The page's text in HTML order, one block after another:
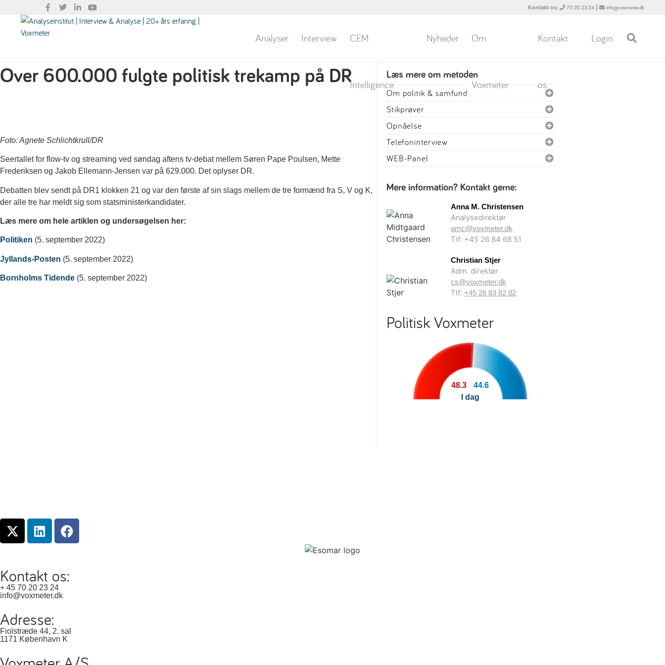
Kontakt os: 70 20 23 24 | info@voxmeter.dk
Analyser Interview CEM
Intelligence
Nyheder Om
Voxmeter
Kontakt
os
Login
Over 600.000 fulgte politisk trekamp på DR
Foto: Agnete Schlichtkrull/DR
Seertallet for flow-tv og streaming ved søndag aftens tv-debat mellem Søren Pape Poulsen, Mette
Frederiksen og Jakob Ellemann-Jensen var på 629.000. Det oplyser DR.
Debatten blev sendt på DR1 klokken 21 og var den første af sin slags mellem de tre formænd fra S, V og K,
der alle tre har meldt sig som statsministerkandidater.
Læs mere om hele artiklen og undersøgelsen her:
Politiken (5. september 2022)
Jyllands-Posten (5. september 2022)
Bornholms Tidende (5. september 2022)
Læs mere om metoden
Om politik & samfund
Stikprøver
Opnåelse
Telefoninterview
WEB-Panel
Mere information? Kontakt gerne:
Anna M. Christensen
Analysedirektør
amc@voxmeter.dk
Tlf: +45 26 84 68 51
Christian Stjer
Adm. direktør
cs@voxmeter.dk
Tlf: +45 26 83 82 82
Politisk Voxmeter
48.3
44.6
I dag
Kontakt os:
+ 45 70 20 23 24
info@voxmeter.dk
Adresse:
Fiolstræde 44, 2. sal
1171 København K